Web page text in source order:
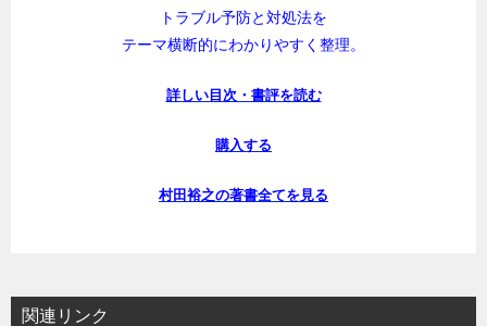
トラブル予防と対処法を
テーマ横断的にわかりやすく整理。
詳しい目次・書評を読む
購入する
村田裕之の著書全てを見る
関連リンク